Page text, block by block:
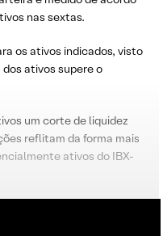
nas sextas.
os ativos indicados, visto
ativos supere o
um corte de liquidez
reflitam da forma mais
ativos do IBX-